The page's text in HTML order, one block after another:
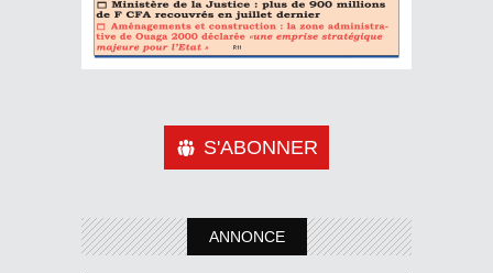
S'ABONNER
ANNONCE